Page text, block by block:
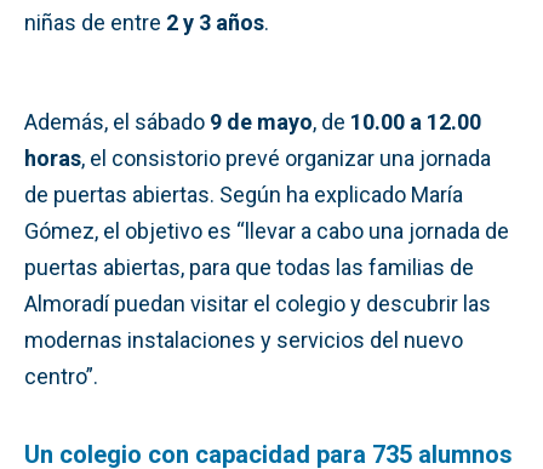
niñas de entre 2 y 3 años.
Además, el sábado 9 de mayo, de 10.00 a 12.00
horas, el consistorio prevé organizar una jornada
de puertas abiertas. Según ha explicado María
Gómez, el objetivo es “llevar a cabo una jornada de
puertas abiertas, para que todas las familias de
Almoradí puedan visitar el colegio y descubrir las
modernas instalaciones y servicios del nuevo
centro”.
Un colegio con capacidad para 735 alumnos